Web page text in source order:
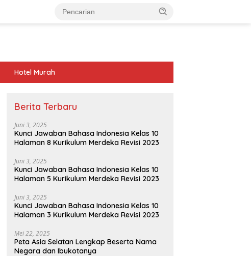
Hotel Murah
Berita Terbaru
Juni 3, 2025
Kunci Jawaban Bahasa Indonesia Kelas 10
Halaman 8 Kurikulum Merdeka Revisi 2023
Juni 3, 2025
Kunci Jawaban Bahasa Indonesia Kelas 10
Halaman 5 Kurikulum Merdeka Revisi 2023
Juni 3, 2025
Kunci Jawaban Bahasa Indonesia Kelas 10
Halaman 3 Kurikulum Merdeka Revisi 2023
Mei 22, 2025
Peta Asia Selatan Lengkap Beserta Nama
Negara dan Ibukotanya